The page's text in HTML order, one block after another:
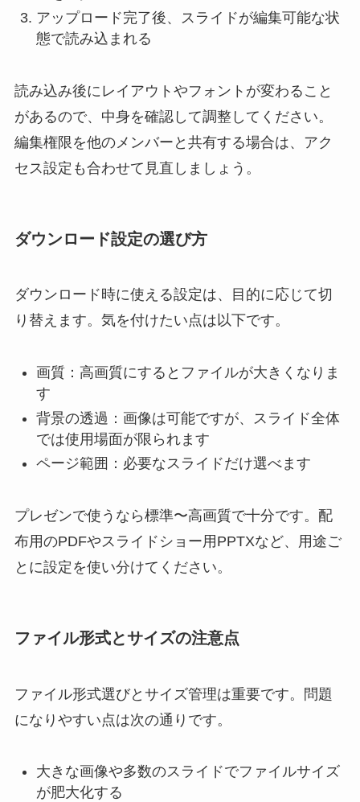
アップロード完了後、スライドが編集可能な状
態で読み込まれる
読み込み後にレイアウトやフォントが変わること
があるので、中身を確認して調整してください。
編集権限を他のメンバーと共有する場合は、アク
セス設定も合わせて見直しましょう。
ダウンロード設定の選び方
ダウンロード時に使える設定は、目的に応じて切
り替えます。気を付けたい点は以下です。
画質：高画質にするとファイルが大きくなりま
す
背景の透過：画像は可能ですが、スライド全体
では使用場面が限られます
ページ範囲：必要なスライドだけ選べます
プレゼンで使うなら標準〜高画質で十分です。配
布用のPDFやスライドショー用PPTXなど、用途ご
とに設定を使い分けてください。
ファイル形式とサイズの注意点
ファイル形式選びとサイズ管理は重要です。問題
になりやすい点は次の通りです。
大きな画像や多数のスライドでファイルサイズ
が肥大化する